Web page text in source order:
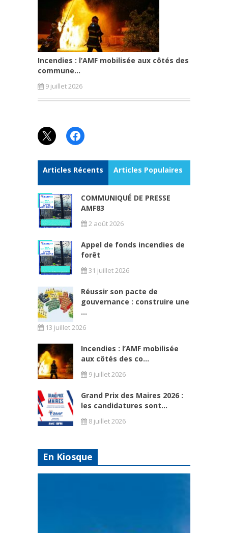
Incendies : l’AMF mobilisée aux côtés des
commune...
9 juillet 2026
X Facebook
Articles Récents Articles Populaires
COMMUNIQUÉ DE PRESSE
AMF83
2 août 2026
Appel de fonds incendies de
forêt
31 juillet 2026
Réussir son pacte de
gouvernance : construire une
...
13 juillet 2026
Incendies : l’AMF mobilisée
aux côtés des co...
9 juillet 2026
Grand Prix des Maires 2026 :
les candidatures sont...
8 juillet 2026
En Kiosque